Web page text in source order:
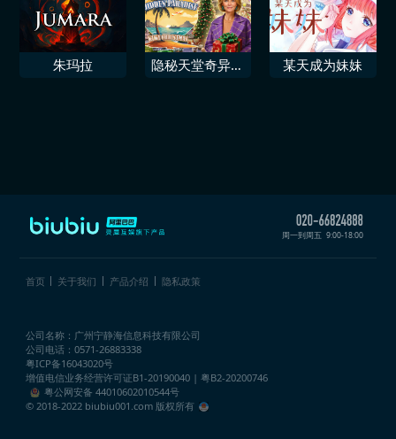
朱玛拉
隐秘天堂奇异果
某天成为妹妹
周一到周五 9:00-18:00
首页 关于我们 产品介绍 隐私政策
公司名称：广州宁静海信息科技有限公司
公司电话：0571-26883338
粤ICP备16043020号
增值电信业务经营许可证B1-20190040 | 粤B2-20200746
粤公网安备 44010602010544号
© 2018-2022 biubiu001.com 版权所有